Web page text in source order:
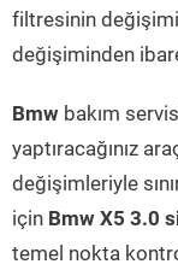
filtresinin
değişiminden
Bmw bakım
yaptıracağınız
değişimleriyle
için Bmw X5 3.0
temel nokta